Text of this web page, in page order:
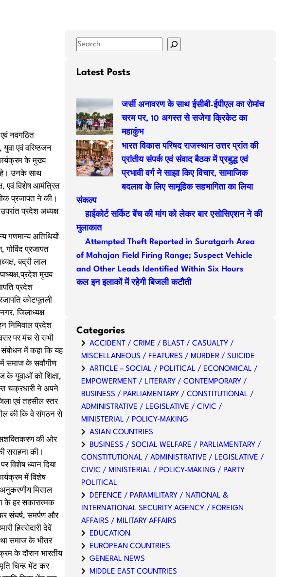
नवगठित
एवं वरिष्ठजन
के मुख्य
रहे। उनके साथ
एवं विशेष आमंत्रित
प्रजापत ने की।
प्रदेश अध्यक्ष
गणमान्य अतिथियों
गोविंद प्रजापत
बद्री लाल
मुख्य
प्रदेश
कोटपूतली
जिलाध्यक्ष
निमिवाल प्रदेश
पर मंच से सभी
संबोधन में कहा कि यह
समाज के सर्वांगीण
के युवाओं को शिक्षा,
चक्रधारी ने अपने
एवं तहसील स्तर
की कि वे संगठन से
सशक्तिकरण की ओर
की।
विशेष ध्यान दिया
में विशेष
मिसाल
के हर सकारात्मक
संघर्ष, समर्पण और
हिस्सेदारी देवें
समाज के भीतर
के दौरान भारतीय
चिन्ह भेंट कर
S
a
h
Latest Posts
जर्सी अनावरण के साथ ईसीबी-ईपीएल का रोमांच
चरम पर, 10 अगस्त से सजेगा क्रिकेट का
महाकुंभ
भारत विकास परिषद राजस्थान उत्तर प्रांत की
प्रांतीय संपर्क एवं संवाद बैठक में प्रबुद्ध एवं
प्रभावी वर्ग ने साझा किए विचार, सामाजिक
बदलाव के लिए सामूहिक सहभागिता का लिया
संकल्प
हाईकोर्ट सर्किट बेंच की मांग को लेकर बार एसोसिएशन ने की
मुलाकात
Attempted Theft Reported in Suratgarh Area
of Mahajan Field Firing Range; Suspect Vehicle
and Other Leads Identified Within Six Hours
कल इन इलाकों में रहेगी बिजली कटौती
Categories
ACCIDENT / CRIME / BLAST / CASUALTY /
MISCELLANEOUS / FEATURES / MURDER / SUICIDE
ARTICLE – SOCIAL / POLITICAL / ECONOMICAL /
EMPOWERMENT / LITERARY / CONTEMPORARY /
BUSINESS / PARLIAMENTARY / CONSTITUTIONAL /
ADMINISTRATIVE / LEGISLATIVE / CIVIC /
MINISTERIAL / POLICY-MAKING
ASIAN COUNTRIES
BUSINESS / SOCIAL WELFARE / PARLIAMENTARY /
CONSTITUTIONAL / ADMINISTRATIVE / LEGISLATIVE /
CIVIC / MINISTERIAL / POLICY-MAKING / PARTY
POLITICAL
DEFENCE / PARAMILITARY / NATIONAL &
INTERNATIONAL SECURITY AGENCY / FOREIGN
AFFAIRS / MILITARY AFFAIRS
EDUCATION
EUROPEAN COUNTRIES
GENERAL NEWS
MIDDLE EAST COUNTRIES